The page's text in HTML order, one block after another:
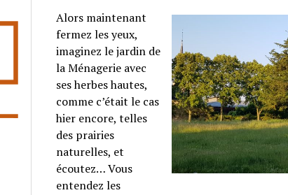
Alors maintenant
fermez les yeux,
imaginez le jardin de
la Ménagerie avec
ses herbes hautes,
comme c’était le cas
hier encore, telles
des prairies
naturelles, et
écoutez… Vous
entendez les